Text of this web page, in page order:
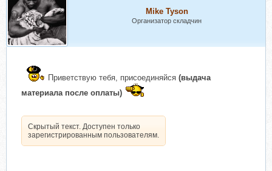
Mike Tyson
Организатор складчин
Приветствую тебя, присоединяйся (выдача
материала после оплаты)
Скрытый текст. Доступен только
зарегистрированным пользователям.